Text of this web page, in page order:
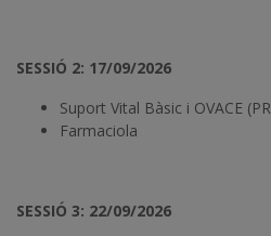
SESSIÓ 2: 17/09/2026
Suport Vital Bàsic i OVACE
Farmaciola
SESSIÓ 3: 22/09/2026